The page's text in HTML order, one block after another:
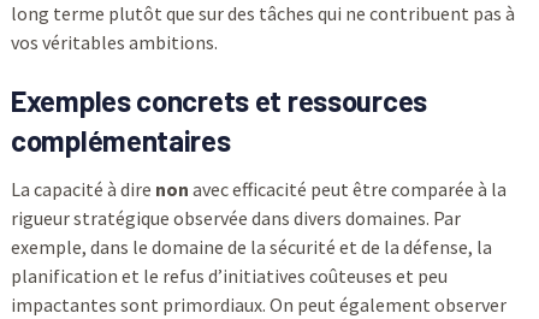
long terme plutôt que sur des tâches qui ne contribuent pas à
vos véritables ambitions.
Exemples concrets et ressources
complémentaires
La capacité à dire non avec efficacité peut être comparée à la
rigueur stratégique observée dans divers domaines. Par
exemple, dans le domaine de la sécurité et de la défense, la
planification et le refus d’initiatives coûteuses et peu
impactantes sont primordiaux. On peut également observer